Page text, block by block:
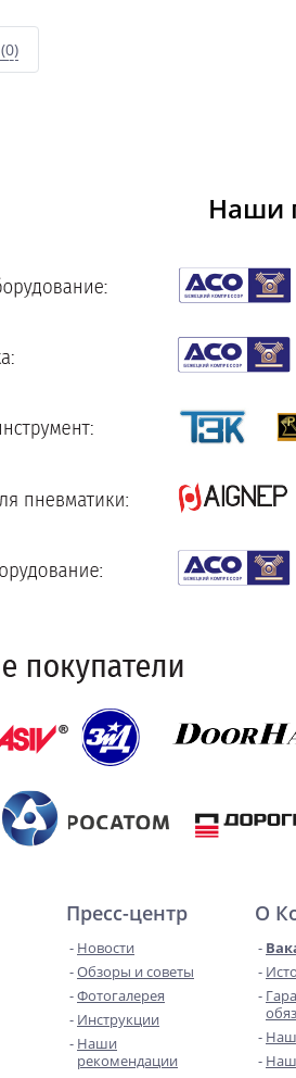
(0)
Наши
Пресс-центр
Новости
Обзоры и советы
Фотогалерея
Инструкции
Наши
рекомендации
О